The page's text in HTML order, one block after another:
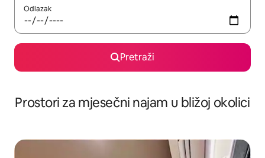
Odlazak
Pretraži
Prostori za mjesečni najam u bližoj okolici